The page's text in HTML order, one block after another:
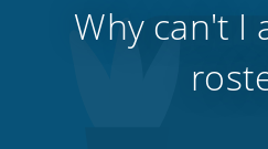
Why can't I